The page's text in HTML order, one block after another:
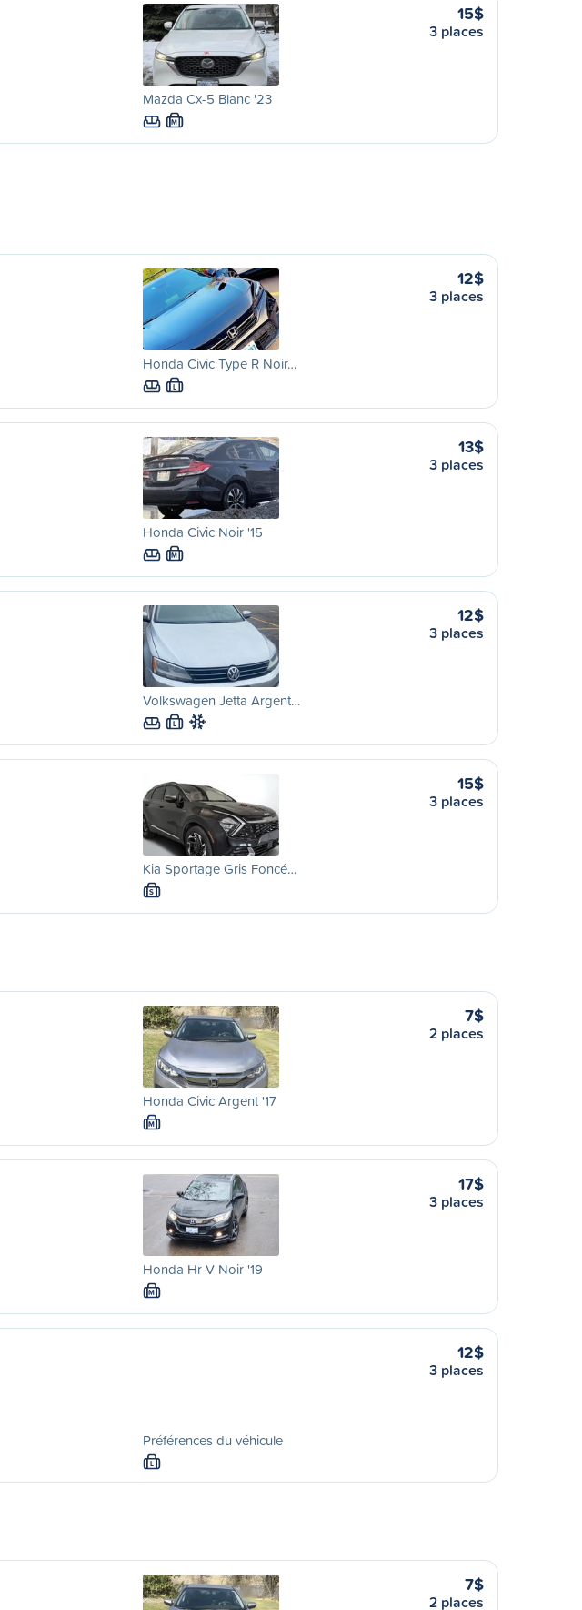
Mazda Cx-5 Blanc '23
M
15$
3 places
Honda Civic Type R Noir…
L
12$
3 places
Honda Civic Noir '15
M
13$
3 places
Volkswagen Jetta Argent…
L
12$
3 places
Kia Sportage Gris Foncé…
S
15$
3 places
Honda Civic Argent '17
M
7$
2 places
Honda Hr-V Noir '19
M
17$
3 places
Préférences du véhicule
L
12$
3 places
7$
2 places